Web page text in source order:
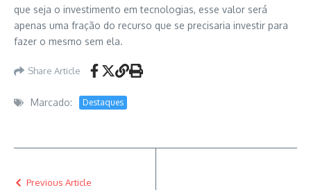
que seja o investimento em tecnologias, esse valor será
apenas uma fração do recurso que se precisaria investir para
fazer o mesmo sem ela.
Share Article
Marcado: Destaques
Previous Article